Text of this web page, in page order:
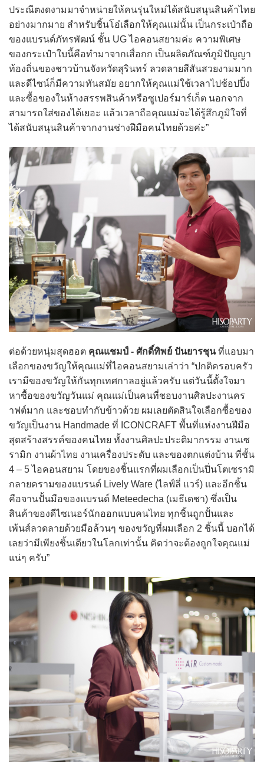
ประณีตงดงามมาจำหน่ายให้คนรุ่นใหม่ได้สนับสนุนสินค้าไทย
อย่างมากมาย สำหรับชิ้นโอ๋เลือกให้คุณแม่นั้น เป็นกระเป๋าถือ
ของแบรนด์ภัทรพัฒน์ ชั้น UG ไอคอนสยามค่ะ ความพิเศษ
ของกระเป๋าใบนี้คือทำมาจากเสื่อกก เป็นผลิตภัณฑ์ภูมิปัญญา
ท้องถิ่นของชาวบ้านจังหวัดสุรินทร์ ลวดลายสีสันสวยงามมาก
และดีไซน์ก็มีความทันสมัย อยากให้คุณแม่ใช้เวลาไปช้อปปิ้ง
และซื้อของในห้างสรรพสินค้าหรือซูเปอร์มาร์เก็ต นอกจาก
สามารถใส่ของได้เยอะ แล้วเวลาถือคุณแม่จะได้รู้สึกภูมิใจที่
ได้สนับสนุนสินค้าจากงานช่างฝีมือคนไทยด้วยค่ะ”
ต่อด้วยหนุ่มสุดฮอต คุณแชมป์ - ศักดิ์ทิพย์ ปันยารชุนที่แอบมา
เลือกของขวัญให้คุณแม่ที่ไอคอนสยามเล่าว่า “ปกติครอบครัว
เรามีของขวัญให้กันทุกเทศกาลอยู่แล้วครับ แต่วันนี้ตั้งใจมา
หาซื้อของขวัญวันแม่ คุณแม่เป็นคนที่ชอบงานศิลปะงานคร
าฟต์มาก และชอบทำกับข้าวด้วย ผมเลยตัดสินใจเลือกซื้อของ
ขวัญเป็นงาน Handmade ที่ ICONCRAFT พื้นที่แห่งงานฝีมือ
สุดสร้างสรรค์ของคนไทย ทั้งงานศิลปะประติมากรรม งานเซ
รามิก งานผ้าไทย งานเครื่องประดับ และของตกแต่งบ้าน ที่ชั้น
4 – 5 ไอคอนสยาม โดยของชิ้นแรกที่ผมเลือกเป็นปิ่นโตเซรามิ
กลายครามของแบรนด์ Lively Ware (ไลฟ์ลี่ แวร์) และอีกชิ้น
คือจานปั้นมือของแบรนด์ Meteedecha (เมธีเดชา) ซึ่งเป็น
สินค้าของดีไซเนอร์นักออกแบบคนไทย ทุกชิ้นถูกปั้นและ
เพ้นส์ลวดลายด้วยมือล้วนๆ ของขวัญที่ผมเลือก 2 ชิ้นนี้ บอกได้
เลยว่ามีเพียงชิ้นเดียวในโลกเท่านั้น คิดว่าจะต้องถูกใจคุณแม่
แน่ๆ ครับ”